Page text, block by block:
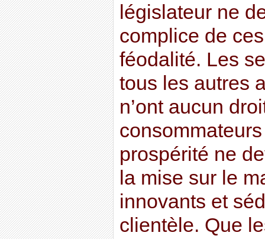
législateur ne
complice de
féodalité. Les
tous les autres
n’ont aucun
prospérité ne
la mise sur le
innovants et
clientèle. Que